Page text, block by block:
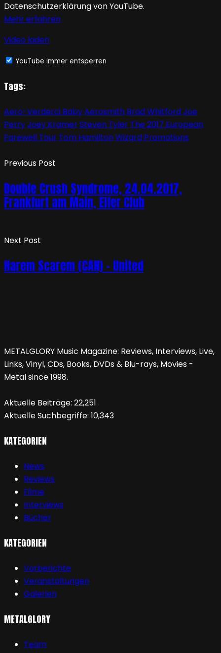
Datenschutzerklärung von YouTube.
Mehr erfahren
Video laden
YouTube immer entsperren
Tags:
Aero-Verderci BabyAerosmith Brad WhitfordJoe
PerryJoey KramerSteven Tyler The 2017 European
Farewell Tour Tom HamiltonWizard Promotions
Previous Post
Double Crush Syndrome, 24.04.2017,
Frankfurt am Main, Elfer Club
Next Post
Harem Scarem (CAN) – United
METALGLORY Music Magazine: Reviews, Interviews, Live,
Links, Vinyl, CDs, Books, DVDs & Blu-rays, Movies -
Metal since 1998.
Aktuelle Beiträge: 22,251
Aktuelle Suchbegriffe: 10,343
KATEGORIEN
News
Reviews
Filme
Interviews
Bücher
KATEGORIEN
Vorberichte
Veranstaltungen
Galerien
METALGLORY
Team